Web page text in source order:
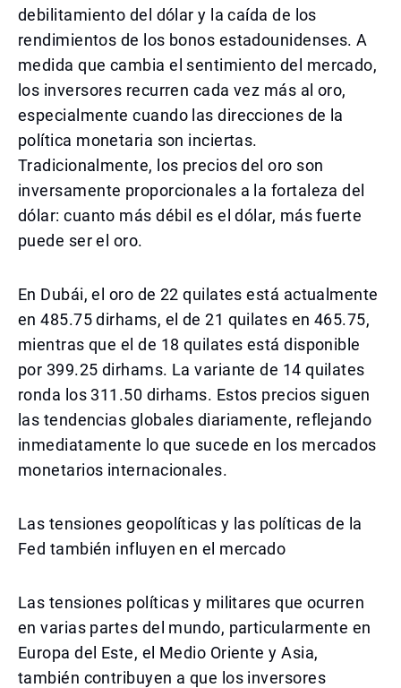
debilitamiento del dólar y la caída de los
rendimientos de los bonos estadounidenses. A
medida que cambia el sentimiento del mercado,
los inversores recurren cada vez más al oro,
especialmente cuando las direcciones de la
política monetaria son inciertas.
Tradicionalmente, los precios del oro son
inversamente proporcionales a la fortaleza del
dólar: cuanto más débil es el dólar, más fuerte
puede ser el oro.
En Dubái, el oro de 22 quilates está actualmente
en 485.75 dirhams, el de 21 quilates en 465.75,
mientras que el de 18 quilates está disponible
por 399.25 dirhams. La variante de 14 quilates
ronda los 311.50 dirhams. Estos precios siguen
las tendencias globales diariamente, reflejando
inmediatamente lo que sucede en los mercados
monetarios internacionales.
Las tensiones geopolíticas y las políticas de la
Fed también influyen en el mercado
Las tensiones políticas y militares que ocurren
en varias partes del mundo, particularmente en
Europa del Este, el Medio Oriente y Asia,
también contribuyen a que los inversores